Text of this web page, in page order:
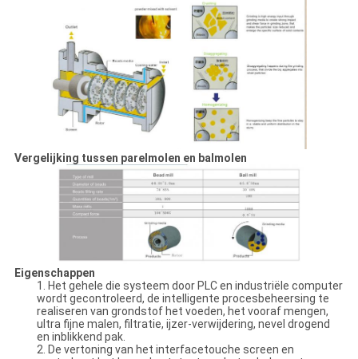
Vergelijking tussen parelmolen en balmolen
Eigenschappen
1. Het gehele die systeem door PLC en industriële computer
wordt gecontroleerd, de intelligente procesbeheersing te
realiseren van grondstof het voeden, het vooraf mengen,
ultra fijne malen, filtratie, ijzer-verwijdering, nevel drogend
en inblikkend pak.
2. De vertoning van het interfacetouche screen en